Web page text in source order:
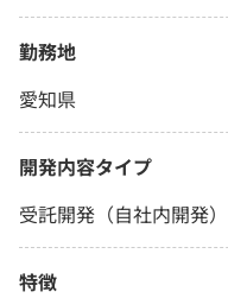
勤務地
愛知県
開発内容タイプ
受託開発（自社内開発）
特徴